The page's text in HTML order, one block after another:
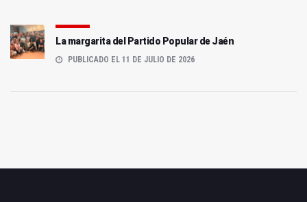
La margarita del Partido Popular de Jaén
PUBLICADO EL 11 DE JULIO DE 2026